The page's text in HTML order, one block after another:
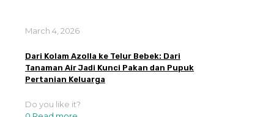
March 4, 2026
Dari Kolam Azolla ke Telur Bebek: Dari
Tanaman Air Jadi Kunci Pakan dan Pupuk
Pertanian Keluarga
Do you like it?